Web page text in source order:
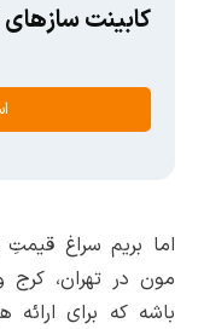
کابینت
اما بریم سراغ
مون در تهران،
باشه که برای ارائه